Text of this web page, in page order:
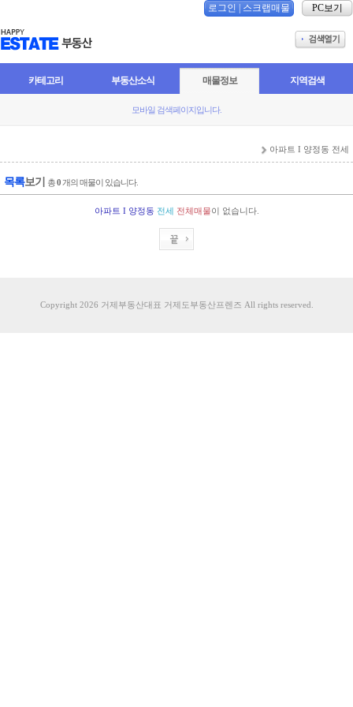
로그인 스크랩매물 PC보기
카테고리 부동산소식 매물정보 지역검색
모바일 검색페이지입니다.
아파트 I 양정동 전세
목록보기 총0 개의 매물이 있습니다.
아파트 I 양정동 전세 전체매물이 없습니다.
Copyright 2026 거제부동산대표 거제도부동산프렌즈 All rights reserved.